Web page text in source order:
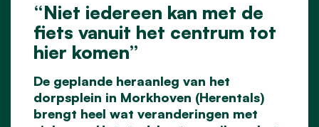
“Niet iedereen kan met de
fiets vanuit het centrum tot
hier komen”
De geplande heraanleg van het
dorpsplein in Morkhoven (Herentals)
brengt heel wat veranderingen met